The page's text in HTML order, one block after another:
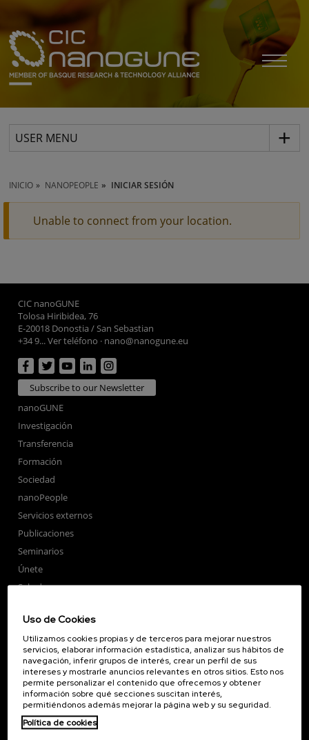
USER MENU
INICIO NANOPEOPLE INICIAR SESIÓN
Unable to connect from your location.
CIC nanoGUNE
Tolosa Hiribidea, 76
E-20018 Donostia / San Sebastian
+34 9... Ver teléfono · nano@nanogune.eu
Subscribe to our Newsletter
nanoGUNE
Investigación
Transferencia
Formación
Sociedad
nanoPeople
Servicios externos
Publicaciones
Seminarios
Únete
Sala de prensa
Corporate Compliance
Nanomagnetismo
Nanoóptica
Autoensamblado
Nanobiosistemas
Nanodispositivos
Microscopía Electrónica
Uso de Cookies
Utilizamos cookies propias y de terceros para mejorar nuestros
servicios, elaborar información estadística, analizar sus hábitos de
navegación, inferir grupos de interés, crear un perfil de sus
intereses y mostrarle anuncios relevantes en otros sitios. Esto nos
permite personalizar el contenido que ofrecemos y obtener
información sobre qué secciones suscitan interés,
permitiéndonos además mejorar la página web y su seguridad.
Política de cookies